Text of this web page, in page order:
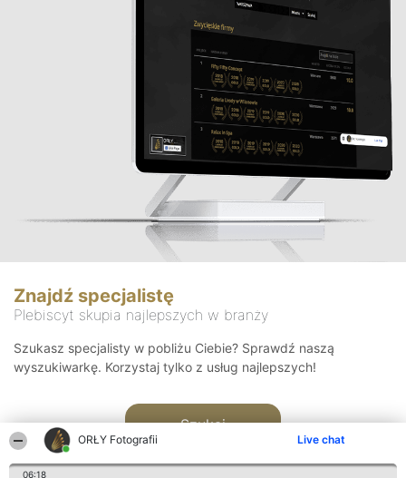
ORŁY Fotografii Live chat
06:18
Znajdź specjalistę
Plebiscyt skupia najlepszych w branży
Szukasz specjalisty w pobliżu Ciebie? Sprawdź naszą
wyszukiwarkę. Korzystaj tylko z usług najlepszych!
Szukaj